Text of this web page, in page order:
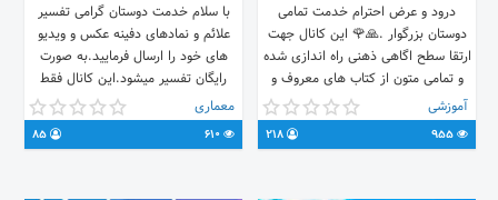
درود و عرض احترام خدمت تمامی
دوستان بزرگوار .🙏🌹 این کانال جهت
ارتقا سطح اگاهی ذهنی راه اندازی شده
و تمامی متون از کتاب های معروف و
نویسندگان بزرگ ؛به صورت خلاصه و
کوتاه اماده شده 📕📕📚 هیچ نوع گارد
مذهبی ؛سیاسی و اقتصادی این متون رو
آموزشی
با سلام خدمت دوستان گرامی تفسیر
علائم و نمادهای دفینه عکس و ویدیو
های خود را ارسال فرمایید.به صورت
رایگان تفسیر میشود.این کانال فقط
جهت آموزش و یادگیری و شناخت علم
معمار زمان می‌باشد.
معماری